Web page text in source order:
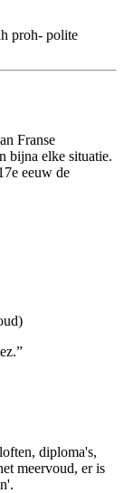
proh- polite
Franse
bijna elke situatie.
eeuw de
”
diploma's,
meervoud, er is